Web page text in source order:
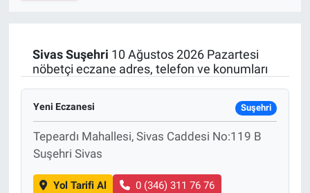
Sivas Suşehri 10 Ağustos 2026 Pazartesi
nöbetçi eczane adres, telefon ve konumları
Yeni Eczanesi Suşehri
Tepeardı Mahallesi, Sivas Caddesi No:119 B
Suşehri Sivas
Yol Tarifi Al 0 (346) 311 76 76
RESMİ İLANLAR